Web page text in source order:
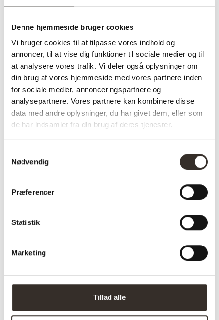
Denne hjemmeside bruger cookies
Vi bruger cookies til at tilpasse vores indhold og
annoncer, til at vise dig funktioner til sociale medier og til
at analysere vores trafik. Vi deler også oplysninger om
din brug af vores hjemmeside med vores partnere inden
for sociale medier, annonceringspartnere og
analysepartnere. Vores partnere kan kombinere disse
data med andre oplysninger, du har givet dem, eller som
de har indsamlet fra din brug af deres tjenester.
Nødvendig
Præferencer
Statistik
Marketing
Tillad alle
✅ Stk. pris
✅Farve: Lysebrun
Varenummer (SKU):3467-DK Kategori:Loungestole og
lænestole
Specifikationer:
Model:
Farvekode:
Sæde
højde:
42 cm
dybde: